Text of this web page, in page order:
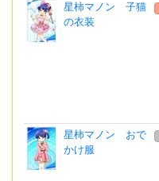
星柿マノン 子猫
の衣装
星柿マノン おで
かけ服